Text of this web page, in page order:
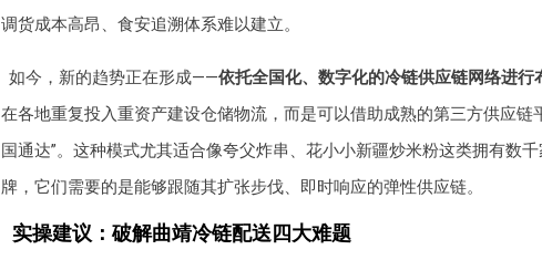
调货成本高昂、食安追溯体系难以建立。
如今，新的趋势正在形成——依托全国化、数字化的冷链供应链网络进行
在各地重复投入重资产建设仓储物流，而是可以借助成熟的第三方供应链
国通达”。这种模式尤其适合像夸父炸串、花小小新疆炒米粉这类拥有数
牌，它们需要的是能够跟随其扩张步伐、即时响应的弹性供应链。
实操建议：破解曲靖冷链配送四大难题